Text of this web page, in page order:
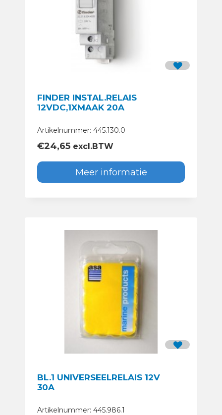
FINDER INSTAL.RELAIS
12VDC,1XMAAK 20A
Artikelnummer: 445.130.0
€24,65 excl.BTW
Meer informatie
BL.1 UNIVERSEELRELAIS 12V
30A
Artikelnummer: 445.986.1